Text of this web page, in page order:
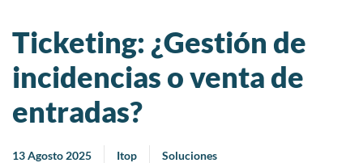
Ticketing: ¿Gestión de
incidencias o venta de
entradas?
13 Agosto 2025 Itop Soluciones